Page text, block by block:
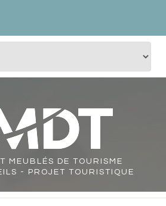
MEUBLÉS DE TOURISME
- PROJET TOURISTIQUE